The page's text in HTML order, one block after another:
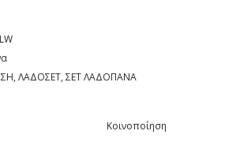
, ΛΑΔΟΣΕΤ, ΣΕΤ ΛΑΔΟΠΑΝΑ
Κοινοποίηση